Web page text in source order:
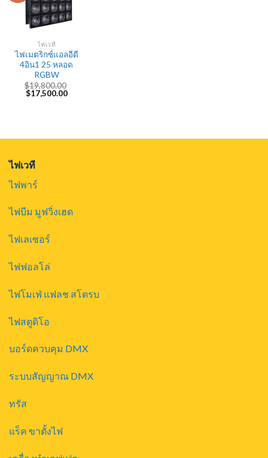
ไฟเวที
ไฟเมตริกซ์แอลอีดี
4อิน1 25 หลอด
RGBW
$19,800.00
Original
price
$17,500.00Current
ไฟเวที
ไฟพาร์
ไฟบีม มูฟวิ่งเฮด
ไฟเลเซอร์
ไฟฟอลโล่
ไฟโมเฟ่ แฟลช สโตรบ
ไฟสตูดิโอ
บอร์ดควบคุม DMX
ระบบสัญญาณ DMX
ทรัส
แร็ค ขาตั้งไฟ